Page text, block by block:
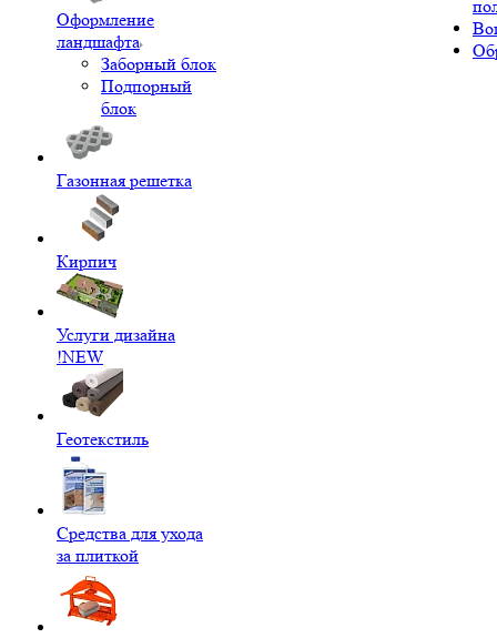
Оформление
ландшафта
Заборный блок
Подпорный
блок
Газонная решетка
Кирпич
Услуги дизайна
!NEW
Геотекстиль
Средства для ухода
за плиткой